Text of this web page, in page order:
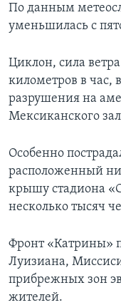
НЬЮ-ЙОРК NEW
ТЕСТЫ
ВИДЕО
Learning English
СОЦИАЛЬНЫЕ СЕТИ
По данным
уменьшилась с
Циклон, сила
километров в час,
разрушения на
Мексиканского
Особенно
расположенный
крышу стадиона
несколько тысяч
Фронт «Катрины»
Луизиана,
прибрежных зон
жителей.